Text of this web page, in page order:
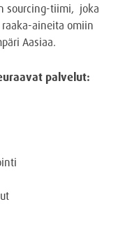
sourcing-tiimi, joka
aineita omiin
Aasiaa.
palvelut: